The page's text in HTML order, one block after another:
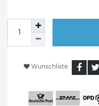
Wunschliste